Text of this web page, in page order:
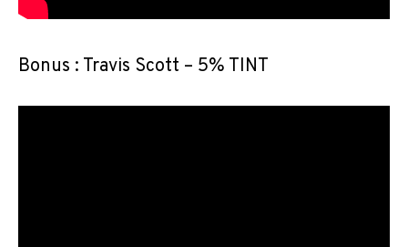
Bonus : Travis Scott – 5% TINT